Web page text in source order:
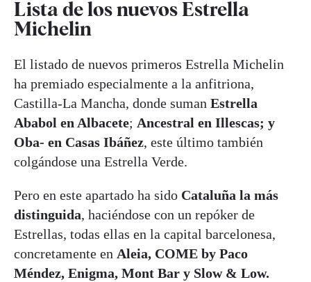
Lista de los nuevos Estrella
Michelin
El listado de nuevos primeros Estrella Michelin
ha premiado especialmente a la anfitriona,
Castilla-La Mancha, donde suman Estrella
Ababol en Albacete; Ancestral en Illescas; y
Oba- en Casas Ibáñez, este último también
colgándose una Estrella Verde.
Pero en este apartado ha sido Cataluña la más
distinguida, haciéndose con un repóker de
Estrellas, todas ellas en la capital barcelonesa,
concretamente en Aleia, COME by Paco
Méndez, Enigma, Mont Bar y Slow & Low.